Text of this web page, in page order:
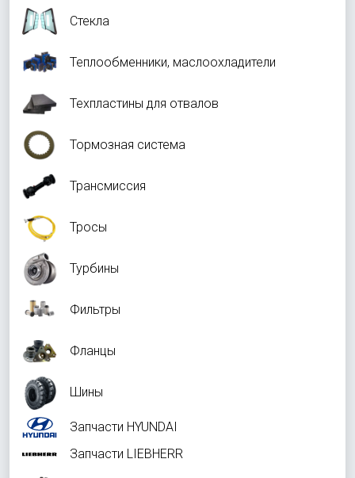
Стекла
Теплообменники, маслоохладители
Техпластины для отвалов
Тормозная система
Трансмиссия
Тросы
Турбины
Фильтры
Фланцы
Шины
Запчасти HYUNDAI
Запчасти LIEBHERR